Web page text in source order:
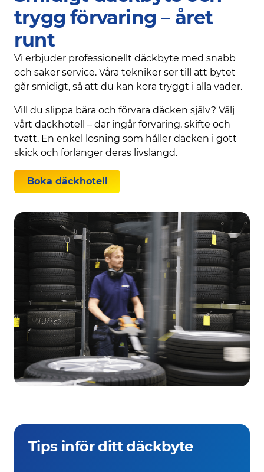
trygg förvaring – året
runt
Vi erbjuder professionellt däckbyte med snabb
och säker service. Våra tekniker ser till att bytet
går smidigt, så att du kan köra tryggt i alla väder.
Vill du slippa bära och förvara däcken själv? Välj
vårt däckhotell – där ingår förvaring, skifte och
tvätt. En enkel lösning som håller däcken i gott
skick och förlänger deras livslängd.
Boka däckhotell
Tips inför ditt däckbyte